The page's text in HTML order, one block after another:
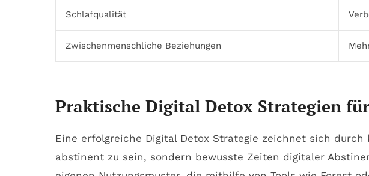
Schlafqualität
Zwischenmenschliche Beziehungen
Praktische Digital Detox Strategien
Eine erfolgreiche Digital Detox Strategie zeichnet sich
abstinent zu sein, sondern bewusste Zeiten digitaler